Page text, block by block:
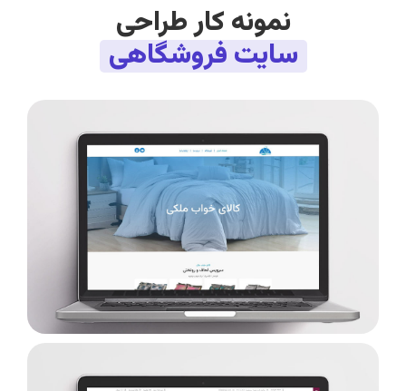
نمونه کار طراحی
سایت فروشگاهی